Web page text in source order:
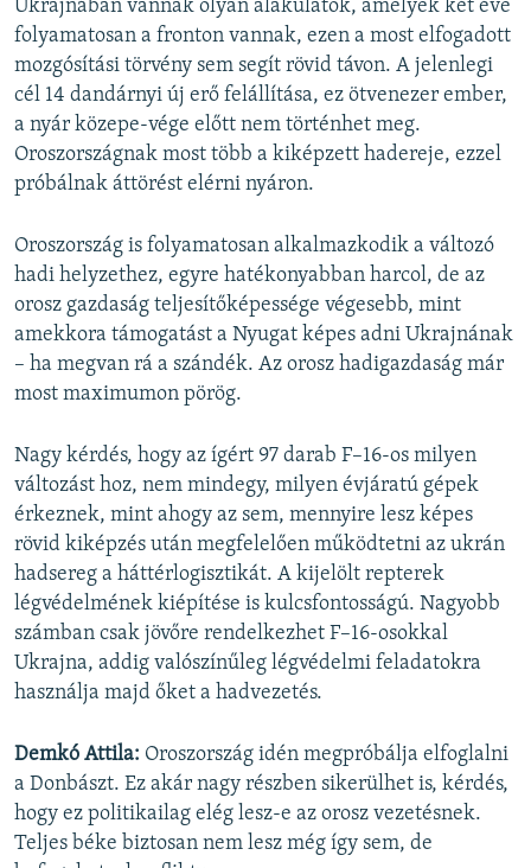
Ukrajnában vannak olyan alakulatok, amelyek két éve
folyamatosan a fronton vannak, ezen a most elfogadott
mozgósítási törvény sem segít rövid távon. A jelenlegi
cél 14 dandárnyi új erő felállítása, ez ötvenezer ember,
a nyár közepe-vége előtt nem történhet meg.
Oroszországnak most több a kiképzett hadereje, ezzel
próbálnak áttörést elérni nyáron.
Oroszország is folyamatosan alkalmazkodik a változó
hadi helyzethez, egyre hatékonyabban harcol, de az
orosz gazdaság teljesítőképessége végesebb, mint
amekkora támogatást a Nyugat képes adni Ukrajnának
– ha megvan rá a szándék. Az orosz hadigazdaság már
most maximumon pörög.
Nagy kérdés, hogy az ígért 97 darab F–16-os milyen
változást hoz, nem mindegy, milyen évjáratú gépek
érkeznek, mint ahogy az sem, mennyire lesz képes
rövid kiképzés után megfelelően működtetni az ukrán
hadsereg a háttérlogisztikát. A kijelölt repterek
légvédelmének kiépítése is kulcsfontosságú. Nagyobb
számban csak jövőre rendelkezhet F–16-osokkal
Ukrajna, addig valószínűleg légvédelmi feladatokra
használja majd őket a hadvezetés.
Demkó Attila: Oroszország idén megpróbálja elfoglalni
a Donbászt. Ez akár nagy részben sikerülhet is, kérdés,
hogy ez politikailag elég lesz-e az orosz vezetésnek.
Teljes béke biztosan nem lesz még így sem, de